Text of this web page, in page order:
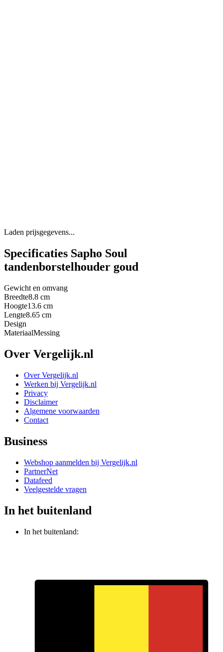
Laden prijsgegevens...
Specificaties Sapho Soul
tandenborstelhouder goud
Gewicht en omvang
Breedte8.8 cm
Hoogte13.6 cm
Lengte8.65 cm
Design
MateriaalMessing
Over Vergelijk.nl
Over Vergelijk.nl
Werken bij Vergelijk.nl
Privacy
Disclaimer
Algemene voorwaarden
Contact
Business
Webshop aanmelden bij Vergelijk.nl
PartnerNet
Datafeed
Veelgestelde vragen
In het buitenland
In het buitenland: